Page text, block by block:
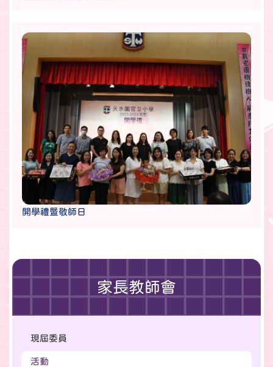
開學禮暨敬師日
家長教師會
現屆委員
活動